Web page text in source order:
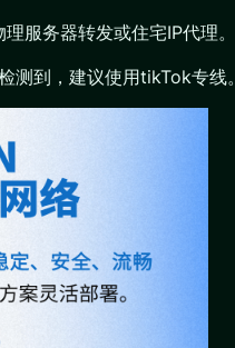
服务器转发或住宅IP代理。
测到，建议使用tikTok专线。